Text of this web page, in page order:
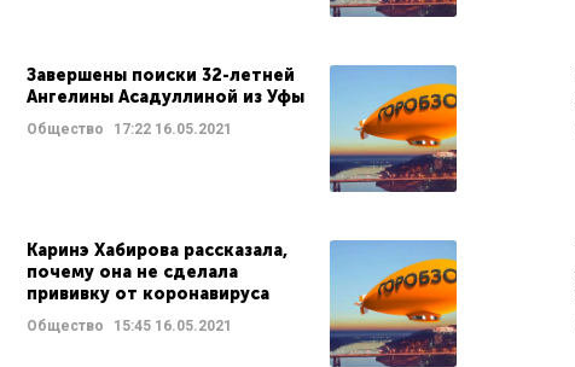
Завершены поиски 32-летней
Ангелины Асадуллиной из Уфы
Общество 17:22 16.05.2021
Каринэ Хабирова рассказала,
почему она не сделала
прививку от коронавируса
Общество 15:45 16.05.2021